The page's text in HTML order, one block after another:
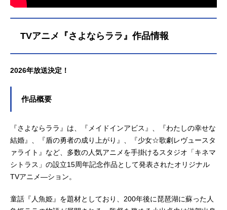
TVアニメ『さよならララ』作品情報
2026年放送決定！
作品概要
『さよならララ』は、『メイドインアビス』、『わたしの幸せな
結婚』、『盾の勇者の成り上がり』、『少女☆歌劇レヴュースタ
ァライト』など、多数の人気アニメを手掛けるスタジオ「キネマ
シトラス」の設立15周年記念作品として発表されたオリジナル
TVアニメ―ション。
童話『人魚姫』を題材としており、200年後に琵琶湖に蘇った人